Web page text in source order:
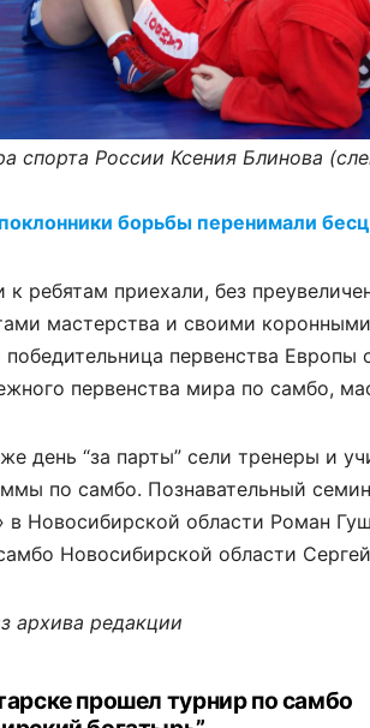
спорта России Ксения Блинова
борьбы перенимали
к ребятам приехали, без
мастерства и своими
первенства
первенства мира по самбо,
день “за парты” сели тренеры и
по самбо. Познавательный
в Новосибирской области Роман
Новосибирской области
архива редакции
прошел турнир по самбо